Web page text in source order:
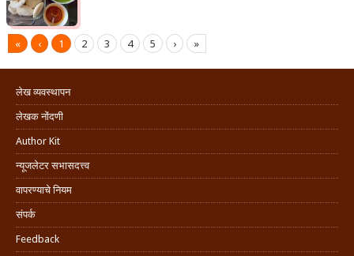
« ‹ 1 2 3 4 5 › »
लेख व्यवस्थापन
लेखक नोंदणी
Author Kit
न्यूजलेटर सभासदत्त्व
वापरण्याचे नियम
संपर्क
Feedback